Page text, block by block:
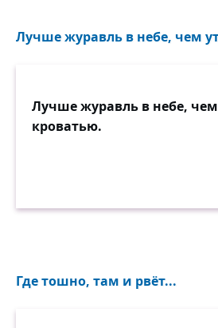
Лучше журавль в небе, чем
Лучше журавль в небе,
кроватью.
Где тошно, там и рвёт...